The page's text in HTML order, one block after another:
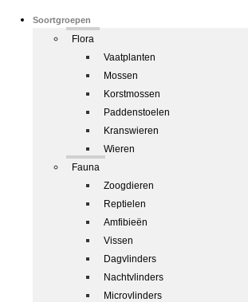
Soortgroepen
Flora
Vaatplanten
Mossen
Korstmossen
Paddenstoelen
Kranswieren
Wieren
Fauna
Zoogdieren
Reptielen
Amfibieën
Vissen
Dagvlinders
Nachtvlinders
Microvlinders